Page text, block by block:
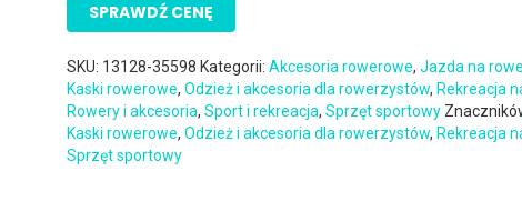
SPRAWDŹ CENĘ
SKU: 13128-35598 Kategorii:Akcesoria rowerowe,Jazda na
Kaski rowerowe,Odzież i akcesoria dla rowerzystów, Rekreacja
Rowery i akcesoria,Sport i rekreacja,Sprzęt sportowy
Kaski rowerowe,Odzież i akcesoria dla rowerzystów, Rekreacja
Sprzęt sportowy